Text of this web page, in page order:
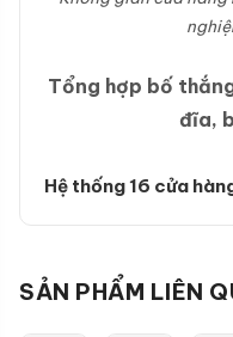
Tổng hợp bố
đĩa,
Hệ thống 16 cửa
SẢN PHẨM LIÊN